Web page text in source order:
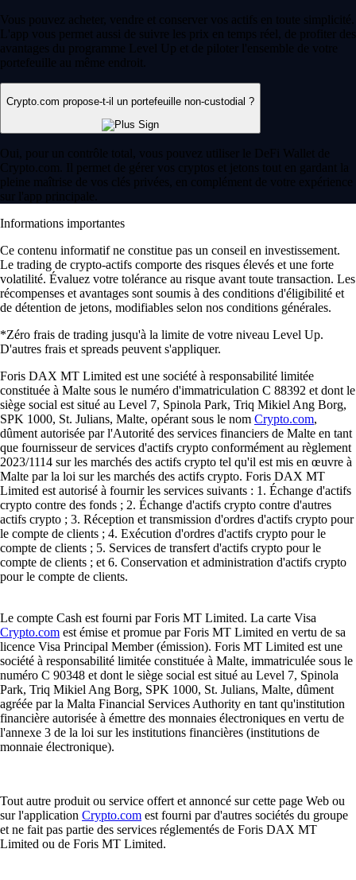
Vous pouvez acheter, vendre et conserver vos actifs en toute simplicité.
L'app vous permet aussi de suivre les prix en temps réel, de profiter des
avantages du programme Level Up et de piloter l'ensemble de votre
portefeuille au même endroit.
Crypto.com propose-t-il un portefeuille non-custodial ?
Oui, pour un contrôle total, vous pouvez utiliser le DeFi Wallet de
Crypto.com. Il permet de gérer vos cryptos et jetons tout en gardant la
pleine maîtrise de vos clés privées, en complément de votre expérience
sur l'app principale.
Informations importantes
Ce contenu informatif ne constitue pas un conseil en investissement.
Le trading de crypto-actifs comporte des risques élevés et une forte
volatilité. Évaluez votre tolérance au risque avant toute transaction. Les
récompenses et avantages sont soumis à des conditions d'éligibilité et
de détention de jetons, modifiables selon nos conditions générales.
*Zéro frais de trading jusqu'à la limite de votre niveau Level Up.
D'autres frais et spreads peuvent s'appliquer.
Foris DAX MT Limited est une société à responsabilité limitée
constituée à Malte sous le numéro d'immatriculation C 88392 et dont le
siège social est situé au Level 7, Spinola Park, Triq Mikiel Ang Borg,
SPK 1000, St. Julians, Malte, opérant sous le nom Crypto.com,
dûment autorisée par l'Autorité des services financiers de Malte en tant
que fournisseur de services d'actifs crypto conformément au règlement
2023/1114 sur les marchés des actifs crypto tel qu'il est mis en œuvre à
Malte par la loi sur les marchés des actifs crypto. Foris DAX MT
Limited est autorisé à fournir les services suivants : 1. Échange d'actifs
crypto contre des fonds ; 2. Échange d'actifs crypto contre d'autres
actifs crypto ; 3. Réception et transmission d'ordres d'actifs crypto pour
le compte de clients ; 4. Exécution d'ordres d'actifs crypto pour le
compte de clients ; 5. Services de transfert d'actifs crypto pour le
compte de clients ; et 6. Conservation et administration d'actifs crypto
pour le compte de clients.
Le compte Cash est fourni par Foris MT Limited. La carte Visa
Crypto.com est émise et promue par Foris MT Limited en vertu de sa
licence Visa Principal Member (émission). Foris MT Limited est une
société à responsabilité limitée constituée à Malte, immatriculée sous le
numéro C 90348 et dont le siège social est situé au Level 7, Spinola
Park, Triq Mikiel Ang Borg, SPK 1000, St. Julians, Malte, dûment
agréée par la Malta Financial Services Authority en tant qu'institution
financière autorisée à émettre des monnaies électroniques en vertu de
l'annexe 3 de la loi sur les institutions financières (institutions de
monnaie électronique).
Tout autre produit ou service offert et annoncé sur cette page Web ou
sur l'application Crypto.com est fourni par d'autres sociétés du groupe
et ne fait pas partie des services réglementés de Foris DAX MT
Limited ou de Foris MT Limited.